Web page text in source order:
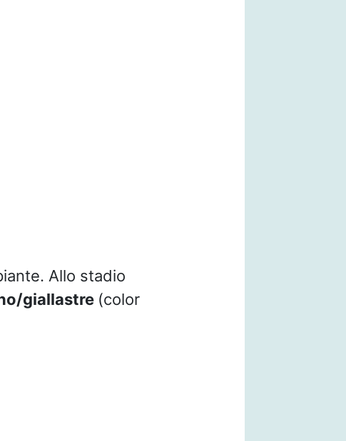
Allo stadio
giallastre (color